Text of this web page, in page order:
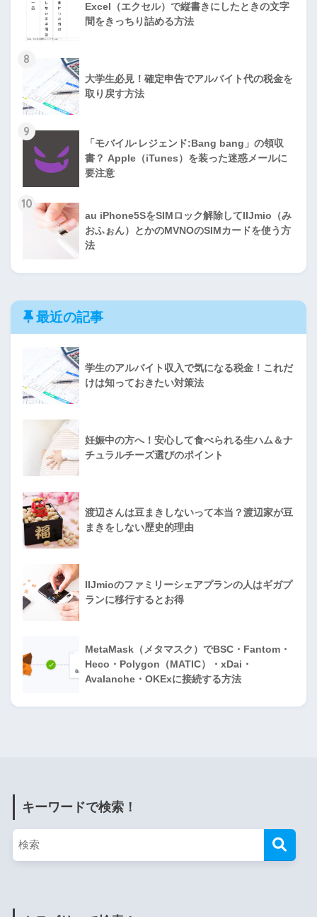
Excel（エクセル）で縦書きにしたときの文字
間をきっちり詰める方法
8
大学生必見！確定申告でアルバイト代の税金を
取り戻す方法
9
「モバイル·レジェンド:Bang bang」の領収
書？ Apple（iTunes）を装った迷惑メールに
要注意
10
au iPhone5SをSIMロック解除してIIJmio（み
おふぉん）とかのMVNOのSIMカードを使う方
法
最近の記事
学生のアルバイト収入で気になる税金！これだ
けは知っておきたい対策法
妊娠中の方へ！安心して食べられる生ハム＆ナ
チュラルチーズ選びのポイント
渡辺さんは豆まきしないって本当？渡辺家が豆
まきをしない歴史的理由
IIJmioのファミリーシェアプランの人はギガプ
ランに移行するとお得
MetaMask（メタマスク）でBSC・Fantom・
Heco・Polygon（MATIC）・xDai・
Avalanche・OKExに接続する方法
キーワードで検索！